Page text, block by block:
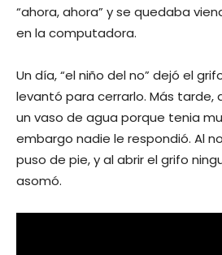
“ahora, ahora” y se quedaba
en la computadora.
Un día, “el niño del no” dejó el
levantó para cerrarlo. Más tarde,
un vaso de agua porque tenia
embargo nadie le respondió. Al
puso de pie, y al abrir el grifo
asomó.